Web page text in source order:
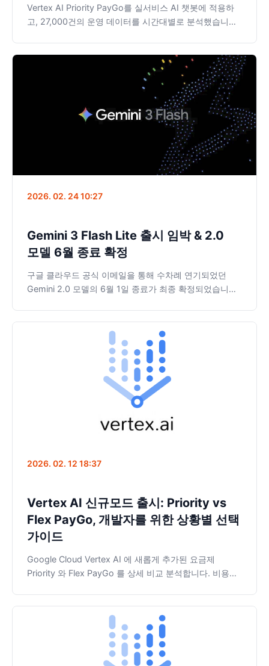
Vertex AI Priority PayGo를 실서비스 AI 챗봇에 적용하
고, 27,000건의 운영 데이터를 시간대별로 분석했습니다.
비용을 정당화할 수 있는지, 데이터로 확인합니다.
2026. 02. 24 10:27
Gemini 3 Flash Lite 출시 임박 & 2.0
모델 6월 종료 확정
구글 클라우드 공식 이메일을 통해 수차례 연기되었던
Gemini 2.0 모델의 6월 1일 종료가 최종 확정되었습니다.
할 핵심 마이그레이션 일정과 대응 방안을 정리했습니다.
2026. 02. 12 18:37
Vertex AI 신규모드 출시: Priority vs
Flex PayGo, 개발자를 위한 상황별 선택
가이드
Google Cloud Vertex AI 에 새롭게 추가된 요금제
Priority 와 Flex PayGo 를 상세 비교 분석합니다. 비용을
적의 옵션을 선택할 수 있도록 벤치마크 결과와 실무 인사